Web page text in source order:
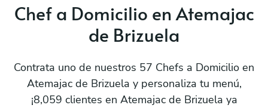
Chef a Domicilio en Atemajac
de Brizuela
Contrata uno de nuestros 57 Chefs a Domicilio en
Atemajac de Brizuela y personaliza tu menú,
¡8,059 clientes en Atemajac de Brizuela ya